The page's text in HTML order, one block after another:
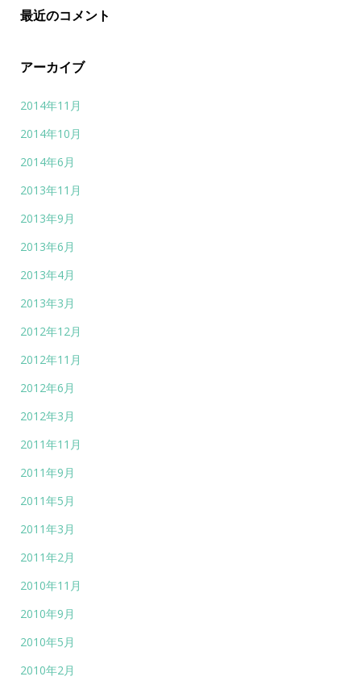
最近のコメント
アーカイブ
2014年11月
2014年10月
2014年6月
2013年11月
2013年9月
2013年6月
2013年4月
2013年3月
2012年12月
2012年11月
2012年6月
2012年3月
2011年11月
2011年9月
2011年5月
2011年3月
2011年2月
2010年11月
2010年9月
2010年5月
2010年2月